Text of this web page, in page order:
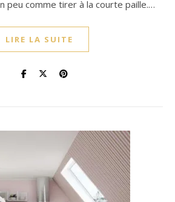
peu comme tirer à la courte paille.…
LIRE LA SUITE